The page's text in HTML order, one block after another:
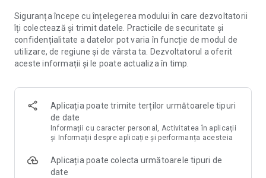
- Informații complete și detalii despre ansamblurile
rezidențiale și apartamente. Pentru fiecare proiect vei găsi
imagini și randări de înaltă calitate, etape dezvoltare, promoții
și oferte, informații despre dezvoltator imobiliar. Verificăm
personal toate detaliile astfel încât să poți lua o decizie
- Căutarea ușoară pe hartă. Dacă nu ești sigur de locația
proiectului, este ușor de verificat - oferim o vedere 3D pe
hartă, pentru a înțelege mai bine locația și împrejurimile.
- Favorite. Salvează rezultatele căutării în Favorite - astfel
încât să nu ratezi apartamentele preferate și casele ieftine.
Korter.ro – o alegere convenabilă pentru complexurile
rezidențiale din România, Republica Moldova și alte țări.
Siguranța începe cu înțelegerea modului în care dezvoltatorii
îți colectează și trimit datele. Practicile de securitate și
confidențialitate a datelor pot varia în funcție de modul de
utilizare, de regiune și de vârsta ta. Dezvoltatorul a oferit
aceste informații și le poate actualiza în timp.
Aplicația poate trimite terților următoarele tipuri
de date
Informații cu caracter personal, Activitatea în aplicații
și Informații despre aplicație și performanța acesteia
Aplicația poate colecta următoarele tipuri de
date